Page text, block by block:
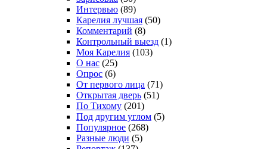
Интервью (89)
Карелия лучшая (50)
Комментарий (8)
Контрольный выезд (1)
Моя Карелия (103)
О нас (25)
Опрос (6)
От первого лица (71)
Открытая дверь (51)
По Тихому (201)
Под другим углом (5)
Популярное (268)
Разные люди (5)